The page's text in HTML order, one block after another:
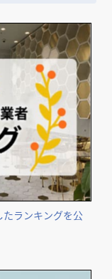
ランキングを公